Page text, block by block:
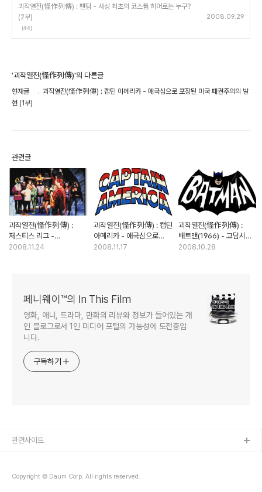
괴작열전(怪作列傳) : 팬텀 - 사상 최초의 코스튬 히어로는 누구?
(2부)
(44)
2008.09.29
'괴작열전(怪作列傳)'의 다른글
현재글
괴작열전(怪作列傳) : 캡틴 아메리카 - 애국심으로 포장된 미국 패권주의의 발
현 (1부)
관련글
괴작열전(怪作列傳) :
저스티스 리그 -
슈퍼히어로의 총출동?
2008.11.24
괴작열전(怪作列傳) : 캡틴
아메리카 - 애국심으로
포장된 미국 패권주의의
2008.11.17
괴작열전(怪作列傳) :
배트맨(1966) - 고담시
흑기사의 참을 수 없는
2008.10.28
페니웨이™의 In This Film
영화, 애니, 드라마, 만화의 리뷰와 정보가 들어있는 개
인 블로그로서 1인 미디어 포털의 가능성에 도전중입
니다.
구독하기
Copyright © Daum Corp. All rights reserved.
관련사이트